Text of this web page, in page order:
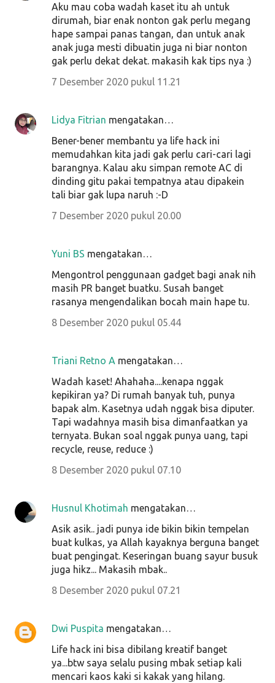
Aku mau coba wadah kaset itu ah untuk
dirumah, biar enak nonton gak perlu megang
hape sampai panas tangan, dan untuk anak
anak juga mesti dibuatin juga ni biar nonton
gak perlu dekat dekat. makasih kak tips nya :)
7 Desember 2020 pukul 11.21
Lidya Fitrian mengatakan…
Bener-bener membantu ya life hack ini
memudahkan kita jadi gak perlu cari-cari lagi
barangnya. Kalau aku simpan remote AC di
dinding gitu pakai tempatnya atau dipakein
tali biar gak lupa naruh :-D
7 Desember 2020 pukul 20.00
Yuni BS mengatakan…
Mengontrol penggunaan gadget bagi anak nih
masih PR banget buatku. Susah banget
rasanya mengendalikan bocah main hape tu.
8 Desember 2020 pukul 05.44
Triani Retno A mengatakan…
Wadah kaset! Ahahaha....kenapa nggak
kepikiran ya? Di rumah banyak tuh, punya
bapak alm. Kasetnya udah nggak bisa diputer.
Tapi wadahnya masih bisa dimanfaatkan ya
ternyata. Bukan soal nggak punya uang, tapi
recycle, reuse, reduce :)
8 Desember 2020 pukul 07.10
Husnul Khotimah mengatakan…
Asik asik.. jadi punya ide bikin bikin tempelan
buat kulkas, ya Allah kayaknya berguna banget
buat pengingat. Keseringan buang sayur busuk
juga hikz... Makasih mbak..
8 Desember 2020 pukul 07.21
Dwi Puspita mengatakan…
Life hack ini bisa dibilang kreatif banget
ya...btw saya selalu pusing mbak setiap kali
mencari kaos kaki si kakak yang hilang.